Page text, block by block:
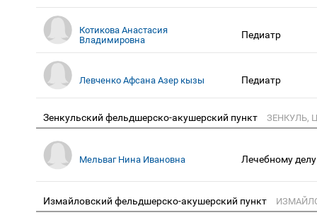
Котикова Анастасия
Владимировна
Педиатр
Левченко Афсана Азер кызы Педиатр
Зенкульский фельдшерско-акушерский пункт ЗЕНКУЛЬ,
Мельваг Нина Ивановна Лечебному делу
Измайловский фельдшерско-акушерский пункт